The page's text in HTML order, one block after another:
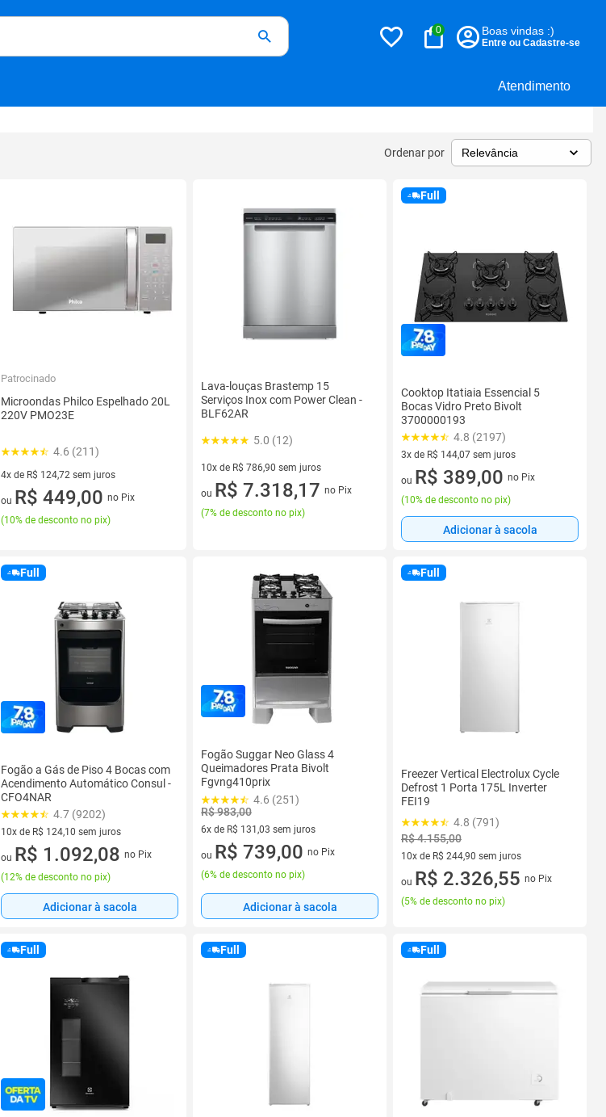
Atendimento
0 Boas vindas :)
Entre ou Cadastre-se
Ordenar por
Patrocinado
Microondas Philco Espelhado 20L
220V PMO23E
4.6 (211)
4x de R$ 124,72 sem juros
4 vez de R$ 124,72 sem juros
ou R$ 449,00 no Pix
(10% de desconto no pix)
Lava-louças Brastemp 15
Serviços Inox com Power Clean -
BLF62AR
5.0 (12)
10x de R$ 786,90 sem juros
10 vez de R$ 786,90 sem juros
ou R$ 7.318,17 no Pix
(7% de desconto no pix)
Full
Cooktop Itatiaia Essencial 5
Bocas Vidro Preto Bivolt
3700000193
4.8 (2197)
3x de R$ 144,07 sem juros
3 vez de R$ 144,07 sem juros
ou R$ 389,00 no Pix
(10% de desconto no pix)
Adicionar à sacola
Full
Fogão a Gás de Piso 4 Bocas com
Acendimento Automático Consul -
CFO4NAR
4.7 (9202)
10x de R$ 124,10 sem juros
10 vez de R$ 124,10 sem juros
ou R$ 1.092,08 no Pix
(12% de desconto no pix)
Adicionar à sacola
Fogão Suggar Neo Glass 4
Queimadores Prata Bivolt
Fgvng410prix
4.6 (251)
R$ 983,00
6x de R$ 131,03 sem juros
6 vez de R$ 131,03 sem juros
ou R$ 739,00 no Pix
(6% de desconto no pix)
Adicionar à sacola
Full
Freezer Vertical Electrolux Cycle
Defrost 1 Porta 175L Inverter
FEI19
4.8 (791)
R$ 4.155,00
10x de R$ 244,90 sem juros
10 vez de R$ 244,90 sem juros
ou R$ 2.326,55 no Pix
(5% de desconto no pix)
Full Full Full